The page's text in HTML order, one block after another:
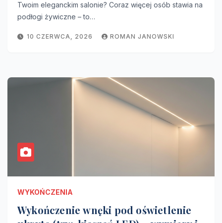
Twoim eleganckim salonie? Coraz więcej osób stawia na
podłogi żywiczne – to…
10 CZERWCA, 2026 ROMAN JANOWSKI
WYKOŃCZENIA
Wykończenie wnęki pod oświetlenie